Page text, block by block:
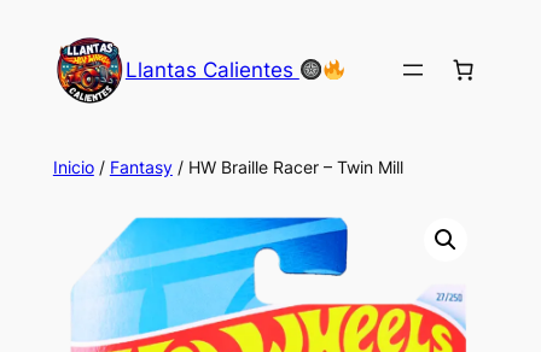
contenido
Llantas Calientes
Inicio/ Fantasy/ HW Braille Racer – Twin Mill